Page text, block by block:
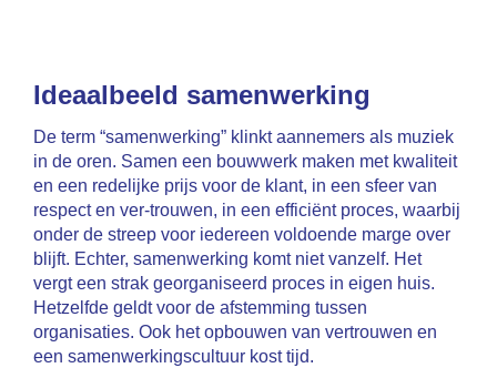
Ideaalbeeld samenwerking
De term “samenwerking” klinkt aannemers als muziek
in de oren. Samen een bouwwerk maken met kwaliteit
en een redelijke prijs voor de klant, in een sfeer van
respect en ver-trouwen, in een efficiënt proces, waarbij
onder de streep voor iedereen voldoende marge over
blijft. Echter, samenwerking komt niet vanzelf. Het
vergt een strak georganiseerd proces in eigen huis.
Hetzelfde geldt voor de afstemming tussen
organisaties. Ook het opbouwen van vertrouwen en
een samenwerkingscultuur kost tijd.